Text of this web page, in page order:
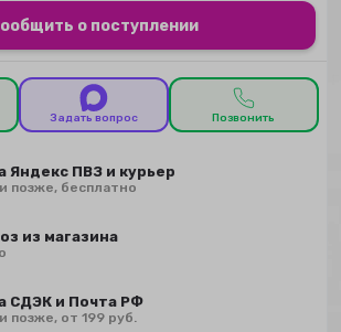
о поступлении
Задать вопрос Позвонить
Яндекс ПВЗ и курьер
позже, бесплатно
из магазина
СДЭК и Почта РФ
позже, от 199 руб.